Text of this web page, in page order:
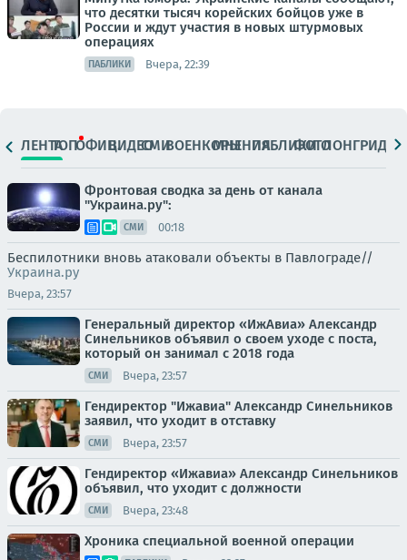
что десятки тысяч корейских бойцов уже в
России и ждут участия в новых штурмовых
операциях
ПАБЛИКИ Вчера, 22:39
ЛЕНТАТОПОФИЦ.ВИДЕОСМИВОЕНКОРЫМНЕНИЯПАБЛИКИ
ФОТОЛОНГРИДЫ
Фронтовая сводка за день от канала
"Украина.ру":
СМИ 00:18
Беспилотники вновь атаковали объекты в Павлограде//
Украина.ру
Вчера, 23:57
Генеральный директор «ИжАвиа» Александр
Синельников объявил о своем уходе с поста,
который он занимал с 2018 года
СМИ Вчера, 23:57
Гендиректор "Ижавиа" Александр Синельников
заявил, что уходит в отставку
СМИ Вчера, 23:57
Гендиректор «Ижавиа» Александр Синельников
объявил, что уходит с должности
СМИ Вчера, 23:48
Хроника специальной военной операции